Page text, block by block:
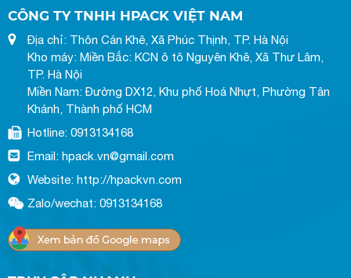
CÔNG TY TNHH HPACK VIỆT NAM
Địa chỉ: Thôn Cán Khê, Xã Phúc Thịnh, TP. Hà Nội
Kho máy: Miền Bắc: KCN ô tô Nguyên Khê, Xã Thư Lâm,
TP. Hà Nội
Miền Nam: Đường DX12, Khu phố Hoá Nhựt, Phường Tân
Khánh, Thành phố HCM
Hotline: 0913134168
Email: hpack.vn@gmail.com
Website: http://hpackvn.com
Zalo/wechat: 0913134168